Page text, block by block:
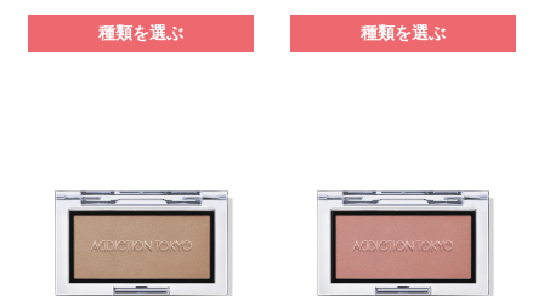
種類を選ぶ 種類を選ぶ